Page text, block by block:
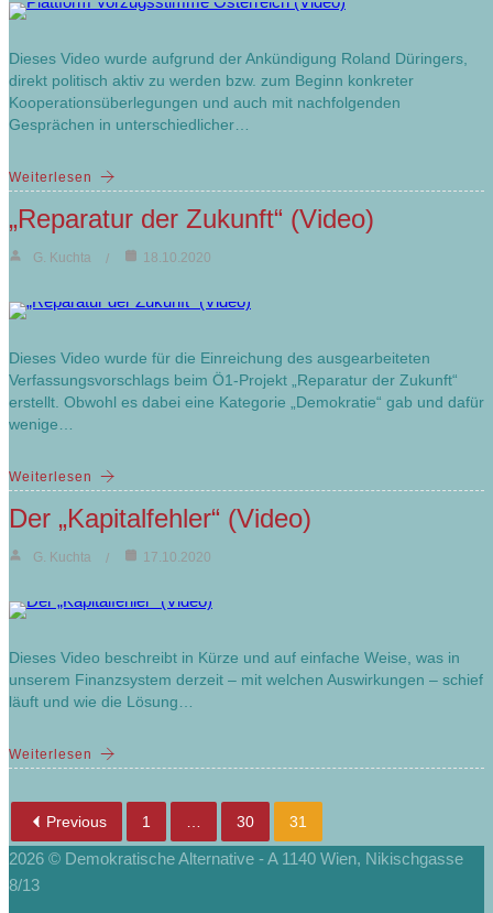
Dieses Video wurde aufgrund der Ankündigung Roland Düringers,
direkt politisch aktiv zu werden bzw. zum Beginn konkreter
Kooperationsüberlegungen und auch mit nachfolgenden
Gesprächen in unterschiedlicher…
Weiterlesen
„Reparatur der Zukunft“ (Video)
G. Kuchta 18.10.2020
Dieses Video wurde für die Einreichung des ausgearbeiteten
Verfassungsvorschlags beim Ö1-Projekt „Reparatur der Zukunft“
erstellt. Obwohl es dabei eine Kategorie „Demokratie“ gab und dafür
wenige…
Weiterlesen
Der „Kapitalfehler“ (Video)
G. Kuchta 17.10.2020
Dieses Video beschreibt in Kürze und auf einfache Weise, was in
unserem Finanzsystem derzeit – mit welchen Auswirkungen – schief
läuft und wie die Lösung…
Weiterlesen
Previous 1 30 31
2026 © Demokratische Alternative - A 1140 Wien, Nikischgasse
8/13